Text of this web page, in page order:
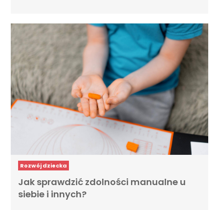
Rozwój dziecka
Jak sprawdzić zdolności manualne u
siebie i innych?